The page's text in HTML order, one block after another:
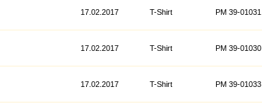
17.02.2017 T-Shirt PM 39-01031
17.02.2017 T-Shirt PM 39-01030
17.02.2017 T-Shirt PM 39-01033